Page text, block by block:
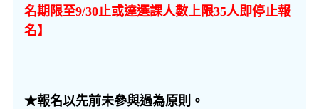
名期限至9/30止或達選課人數上限35人即停止報
名】
★報名以先前未參與過為原則。